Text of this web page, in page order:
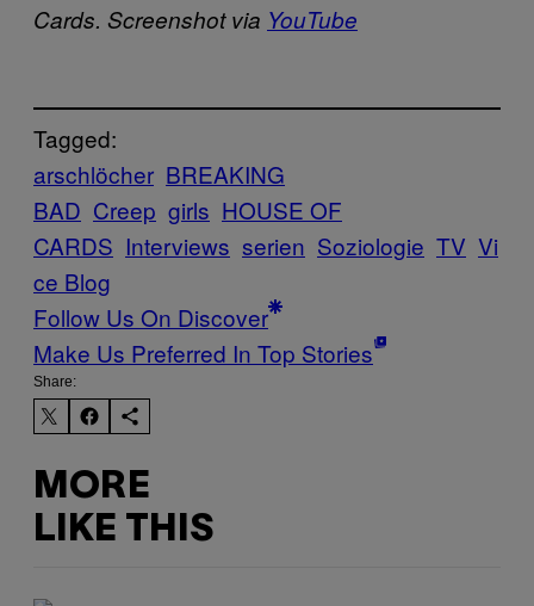
Cards. Screenshot via YouTube
Tagged:
arschlöcher BREAKING
BAD Creep girls HOUSE OF
CARDS Interviews serien Soziologie TV Vi
ce Blog
Follow Us On Discover
Make Us Preferred In Top Stories
Share:
MORE
LIKE THIS